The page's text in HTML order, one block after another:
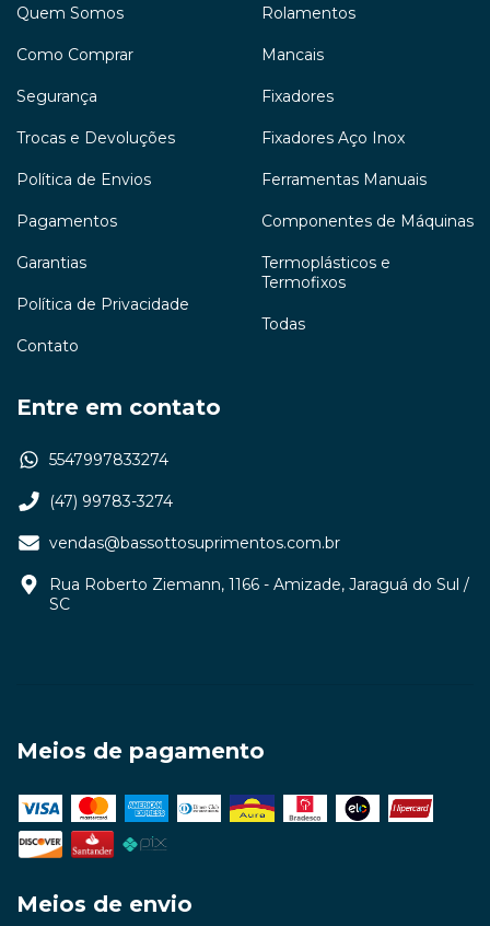
Quem Somos
Como Comprar
Segurança
Trocas e Devoluções
Política de Envios
Pagamentos
Garantias
Política de Privacidade
Contato
Rolamentos
Mancais
Fixadores
Fixadores Aço Inox
Ferramentas Manuais
Componentes de Máquinas
Termoplásticos e
Termofixos
Todas
Entre em contato
5547997833274
(47) 99783-3274
vendas@bassottosuprimentos.com.br
Rua Roberto Ziemann, 1166 - Amizade, Jaraguá do Sul /
SC
Meios de pagamento
Meios de envio